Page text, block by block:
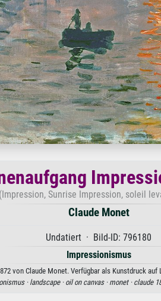
(Impression, Sunrise Impression, soleil
Claude Monet
Undatiert · Bild-ID: 796180
Impressionismus
von Claude Monet. Verfügbar als Kunstdruck
·landscape · oil on canvas · monet · claude